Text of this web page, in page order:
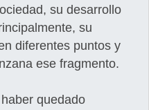
su desarrollo
su
diferentes puntos y
ese fragmento.
quedado